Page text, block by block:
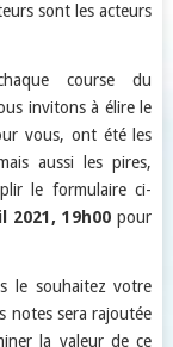
sont les acteurs
course du
invitons à élire le
vous, ont été les
aussi les pires,
le formulaire ci-
2021, 19h00 pour
le souhaitez votre
notes sera rajoutée
la valeur de ce